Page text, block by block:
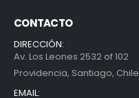
CONTACTO
DIRECCIÓN:
Av. Los Leones 2532 of 102
Providencia, Santiago, Chile
EMAIL: